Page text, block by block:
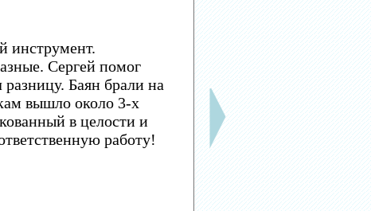
инструмент.
Сергей помог
Баян брали на
вышло около 3-х
в целости и
работу!